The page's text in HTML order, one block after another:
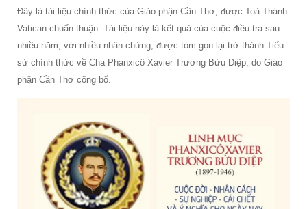
Đây là tài liệu chính thức của Giáo phận Cần Thơ, được Toà Thánh
Vatican chuẩn thuận. Tài liệu này là kết quả của cuộc điều tra sau
nhiều năm, với nhiều nhân chứng, được tóm gọn lại trở thành Tiểu
sử chính thức về Cha Phanxicô Xavier Trương Bửu Diệp, do Giáo
phận Cần Thơ công bố.